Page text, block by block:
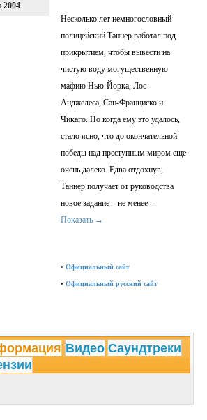
2004
Несколько лет немногословный
полицейский Таннер работал под
прикрытием, чтобы вывести на
чистую воду могущественную
мафию Нью-Йорка, Лос-
Анджелеса, Сан-Франциско и
Чикаго. Но когда ему это удалось,
стало ясно, что до окончательной
победы над преступным миром еще
очень далеко. Едва отдохнув,
Таннер получает от руководства
новое задание – не менее ...
Показать →
•Официальный сайт
•Официальный русский сайт
Видео Саундтреки